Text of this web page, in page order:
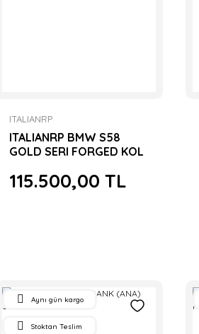
ITALIANRP
ITALIANRP BMW S58
GOLD SERI FORGED KOL
115.500,00 TL
Aynı gün kargo
Stoktan Teslim